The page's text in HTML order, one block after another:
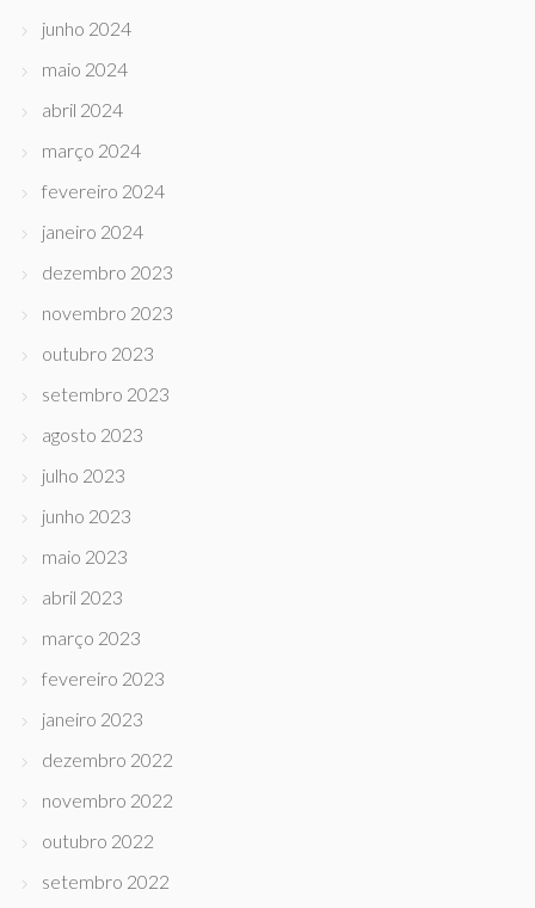
junho 2024
maio 2024
abril 2024
março 2024
fevereiro 2024
janeiro 2024
dezembro 2023
novembro 2023
outubro 2023
setembro 2023
agosto 2023
julho 2023
junho 2023
maio 2023
abril 2023
março 2023
fevereiro 2023
janeiro 2023
dezembro 2022
novembro 2022
outubro 2022
setembro 2022